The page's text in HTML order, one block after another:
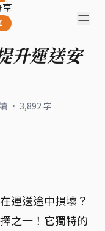
升運送安
· 3,892 字
運送途中損壞？
之一！它獨特的